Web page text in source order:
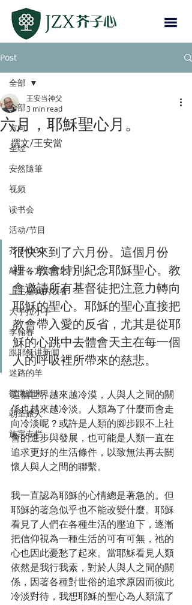
Post
全部
方向
圣经
安然隨筆
视频
读书会
活动/节目
芥子心30
敲开各方宗教之门
上主是我的牧者
大手拉小手
李翰春
跟耶稣讲新闻
迷路的羊
微微道来
朝圣旅人
施宇专栏
全部
六月，耶穌聖心月。
王安当神父
3 min read
撰文/王安當
很快來到了六月份。這個月份
裡，教會特別紀念耶穌聖心。教
會邀請所有基督徒把注意力轉向
耶穌的聖心。耶穌的聖心直接把
教會帶入愛的反省，尤其是從耶
穌的心跳中去體會天主在每一個
人的呼吸裡所帶來的慈悲。
這個世界越來越冷漠，人與人之間的關
係也越來越冷淡。人類為了什麼而會走
向冷淡呢？或許是人類的腳步跟不上社
會的進步與發展，也可能是人類一直在
追求更好的生活條件，以致無法再去關
懷人與人之間的聯繫。
我一直認為耶穌的心情總是著急的。但
耶穌的著急似乎也不能改變什麼。耶穌
看見了人們在各種生活的壓迫下，逐漸
把信仰視為一種生活的可有可無，祂的
心也因此憂愁了起來。當耶穌看見人類
依然是我行我素，對於人與人之間的關
係，因著各種對世俗的追求原因而彼此
冷淡對待，我想耶穌的聖心為人類流了